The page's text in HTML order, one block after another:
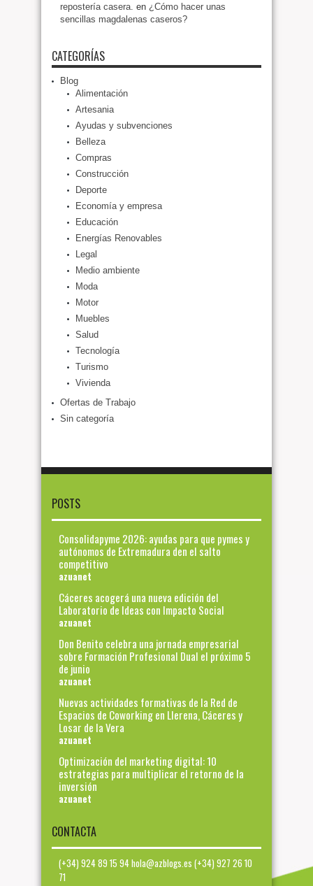
repostería casera. en ¿Cómo hacer unas
sencillas magdalenas caseros?
CATEGORÍAS
Blog
Alimentación
Artesania
Ayudas y subvenciones
Belleza
Compras
Construcción
Deporte
Economía y empresa
Educación
Energías Renovables
Legal
Medio ambiente
Moda
Motor
Muebles
Salud
Tecnología
Turismo
Vivienda
Ofertas de Trabajo
Sin categoría
POSTS
Consolidapyme 2026: ayudas para que pymes y
autónomos de Extremadura den el salto
competitivo
azuanet
Cáceres acogerá una nueva edición del
Laboratorio de Ideas con Impacto Social
azuanet
Don Benito celebra una jornada empresarial
sobre Formación Profesional Dual el próximo 5
de junio
azuanet
Nuevas actividades formativas de la Red de
Espacios de Coworking en Llerena, Cáceres y
Losar de la Vera
azuanet
Optimización del marketing digital: 10
estrategias para multiplicar el retorno de la
inversión
azuanet
CONTACTA
(+34) 924 89 15 94 hola@azblogs.es (+34) 927 26 10
71